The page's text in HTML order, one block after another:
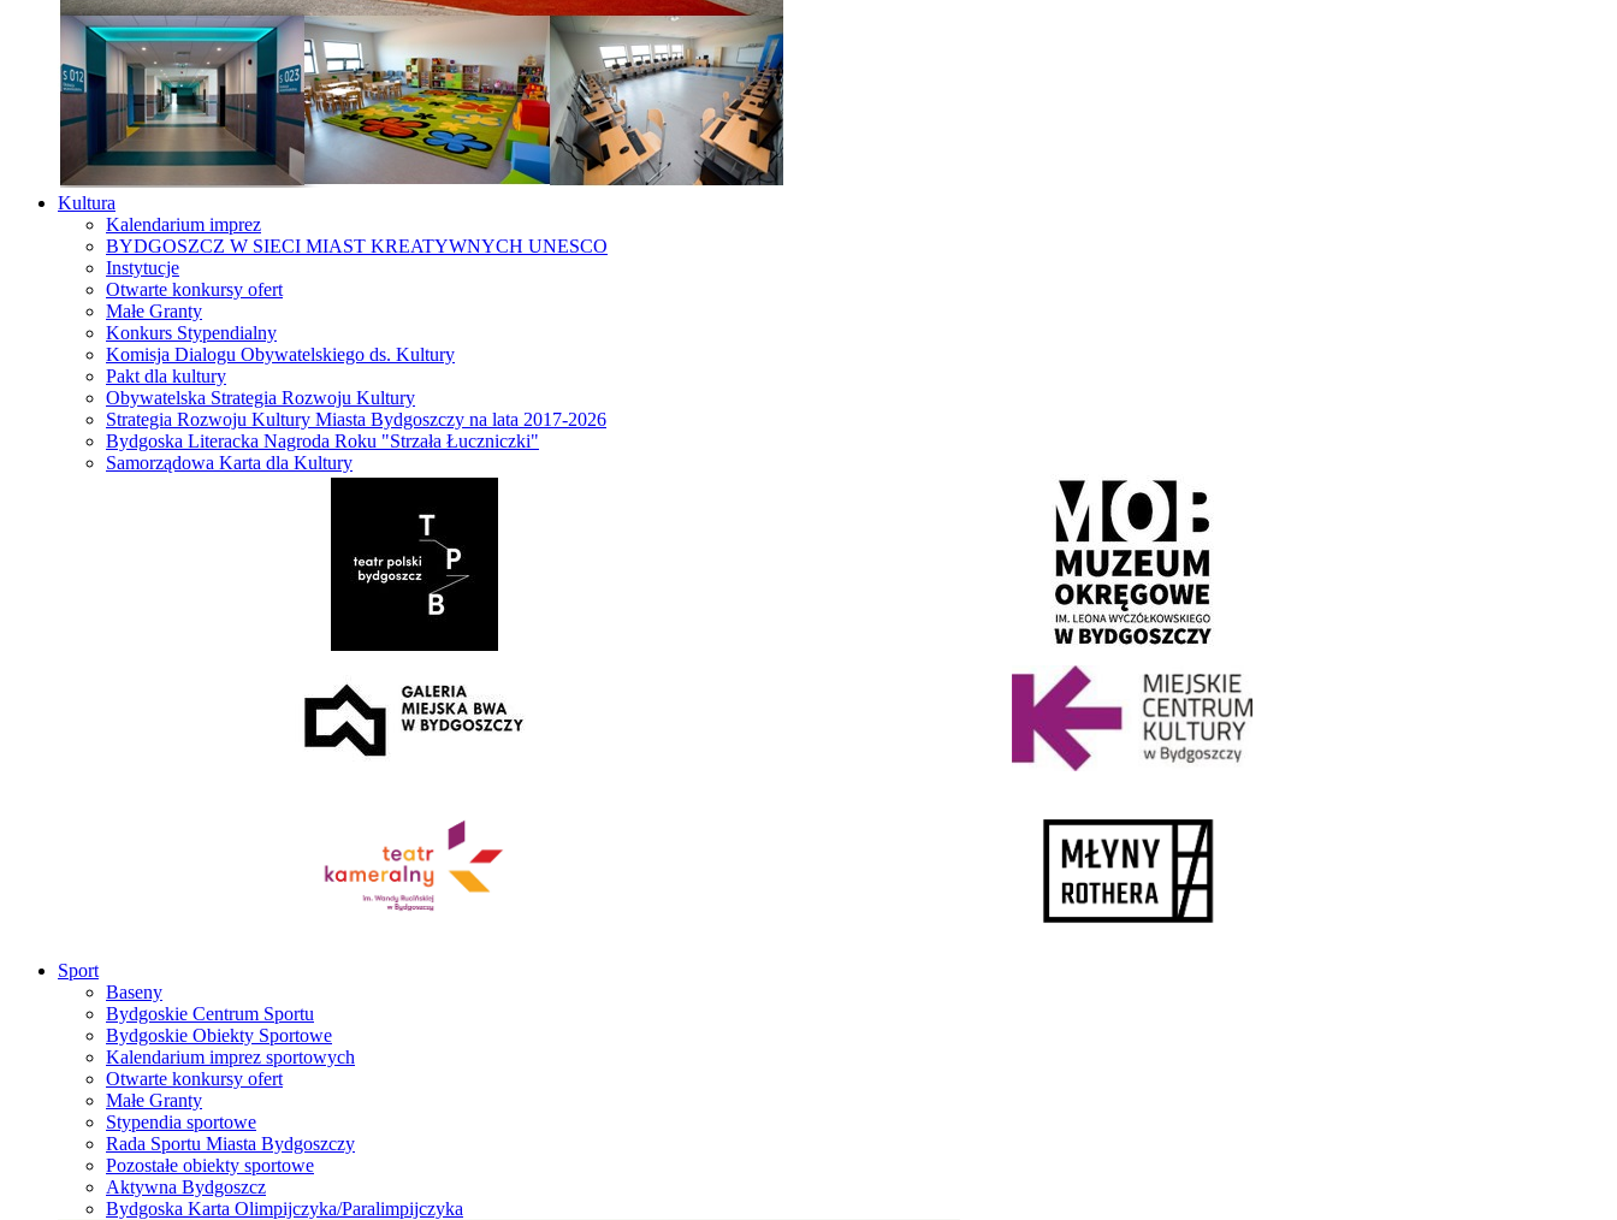
Kultura
Kalendarium imprez
BYDGOSZCZ W SIECI MIAST KREATYWNYCH UNESCO
Instytucje
Otwarte konkursy ofert
Małe Granty
Konkurs Stypendialny
Komisja Dialogu Obywatelskiego ds. Kultury
Pakt dla kultury
Obywatelska Strategia Rozwoju Kultury
Strategia Rozwoju Kultury Miasta Bydgoszczy na lata 2017-2026
Bydgoska Literacka Nagroda Roku "Strzała Łuczniczki"
Samorządowa Karta dla Kultury
Sport
Baseny
Bydgoskie Centrum Sportu
Bydgoskie Obiekty Sportowe
Kalendarium imprez sportowych
Otwarte konkursy ofert
Małe Granty
Stypendia sportowe
Rada Sportu Miasta Bydgoszczy
Pozostałe obiekty sportowe
Aktywna Bydgoszcz
Bydgoska Karta Olimpijczyka/Paralimpijczyka